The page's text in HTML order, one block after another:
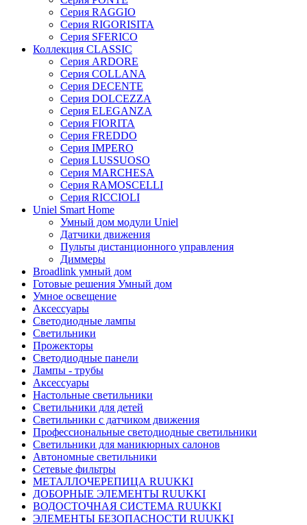
Серия RAGGIO
Серия RIGORISITA
Серия SFERICO
Коллекция CLASSIC
Серия ARDORE
Серия COLLANA
Серия DECENTE
Серия DOLCEZZA
Серия ELEGANZA
Серия FIORITA
Серия FREDDO
Серия IMPERO
Серия LUSSUOSO
Серия MARCHESA
Серия RAMOSCELLI
Серия RICCIOLI
Uniel Smart Home
Умный дом модули Uniel
Датчики движения
Пульты дистанционного управления
Диммеры
Broadlink умный дом
Готовые решения Умный дом
Умное освещение
Аксессуары
Светодиодные лампы
Светильники
Прожекторы
Светодиодные панели
Лампы - трубы
Аксессуары
Настольные светильники
Светильники для детей
Светильники с датчиком движения
Профессиональные светодиодные светильники
Светильники для маникюрных салонов
Автономные светильники
Сетевые фильтры
МЕТАЛЛОЧЕРЕПИЦА RUUKKI
ДОБОРНЫЕ ЭЛЕМЕНТЫ RUUKKI
ВОДОСТОЧНАЯ СИСТЕМА RUUKKI
ЭЛЕМЕНТЫ БЕЗОПАСНОСТИ RUUKKI